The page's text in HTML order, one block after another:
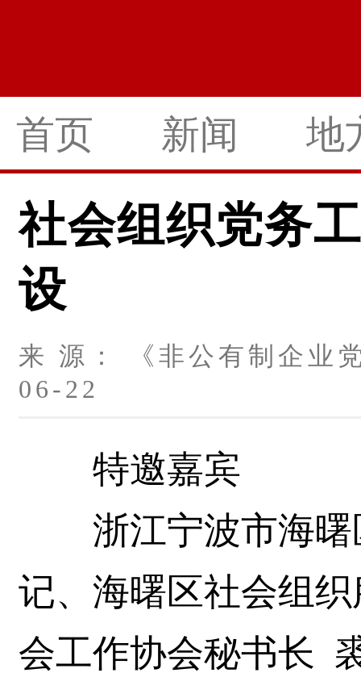
首页 新闻 地
社会组织党务
设
来 源： 《非公有制企
06-22
特邀嘉宾
浙江宁波市海曙
记、海曙区社会组
会工作协会秘书长